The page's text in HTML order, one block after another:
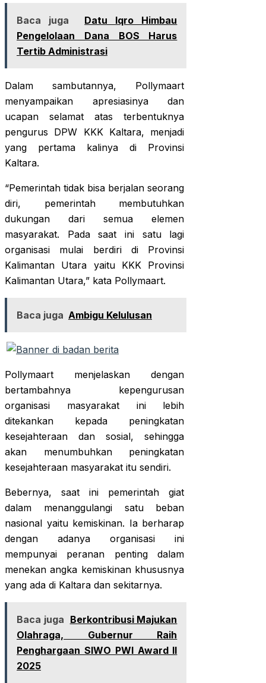
Baca juga
Datu Iqro Himbau
Pengelolaan Dana BOS Harus
Tertib Administrasi
Dalam sambutannya, Pollymaart
menyampaikan apresiasinya dan
ucapan selamat atas terbentuknya
pengurus DPW KKK Kaltara, menjadi
yang pertama kalinya di Provinsi
Kaltara.
“Pemerintah tidak bisa berjalan seorang
diri, pemerintah membutuhkan
dukungan dari semua elemen
masyarakat. Pada saat ini satu lagi
organisasi mulai berdiri di Provinsi
Kalimantan Utara yaitu KKK Provinsi
Kalimantan Utara,” kata Pollymaart.
Baca juga Ambigu Kelulusan
Pollymaart menjelaskan dengan
bertambahnya kepengurusan
organisasi masyarakat ini lebih
ditekankan kepada peningkatan
kesejahteraan dan sosial, sehingga
akan menumbuhkan peningkatan
kesejahteraan masyarakat itu sendiri.
Bebernya, saat ini pemerintah giat
dalam menanggulangi satu beban
nasional yaitu kemiskinan. Ia berharap
dengan adanya organisasi ini
mempunyai peranan penting dalam
menekan angka kemiskinan khususnya
yang ada di Kaltara dan sekitarnya.
Baca juga Berkontribusi Majukan
Olahraga, Gubernur Raih
Penghargaan SIWO PWI Award II
2025